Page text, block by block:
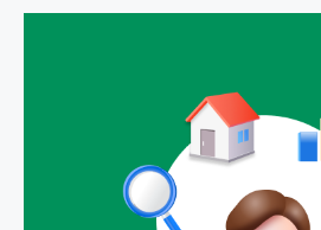
정